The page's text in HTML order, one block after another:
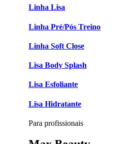
Linha Lisa
Linha Pré/Pós Treino
Linha Soft Close
Lisa Body Splash
Lisa Esfoliante
Lisa Hidratante
Para profissionais